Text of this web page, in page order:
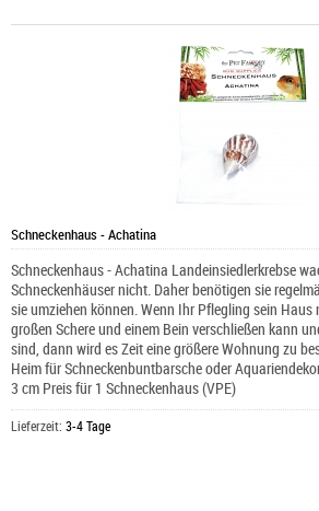
Schneckenhaus - Achatina
Schneckenhaus - Achatina Landeinsiedlerkrebse
Schneckenhäuser nicht. Daher benötigen sie
sie umziehen können. Wenn Ihr Pflegling sein Haus
großen Schere und einem Bein verschließen kann
sind, dann wird es Zeit eine größere Wohnung zu
Heim für Schneckenbuntbarsche oder
3 cm Preis für 1 Schneckenhaus (VPE)
Lieferzeit: 3-4 Tage